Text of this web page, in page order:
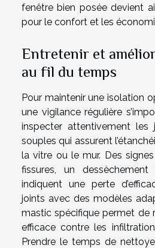
fenêtre bien posée devient
pour le confort et les
Entretenir et
au fil du temps
Pour maintenir une isolation
une vigilance régulière
inspecter attentivement les
souples qui assurent
la vitre ou le mur. Des
fissures, un
indiquent une perte
joints avec des modèles
mastic spécifique permet de
efficace contre les
Prendre le temps de